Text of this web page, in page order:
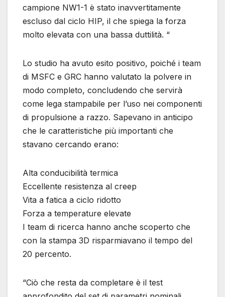
campione NW1-1 è stato inavvertitamente
escluso dal ciclo HIP, il che spiega la forza
molto elevata con una bassa duttilità. “
Lo studio ha avuto esito positivo, poiché i team
di MSFC e GRC hanno valutato la polvere in
modo completo, concludendo che servirà
come lega stampabile per l’uso nei componenti
di propulsione a razzo. Sapevano in anticipo
che le caratteristiche più importanti che
stavano cercando erano:
Alta conducibilità termica
Eccellente resistenza al creep
Vita a fatica a ciclo ridotto
Forza a temperature elevate
I team di ricerca hanno anche scoperto che
con la stampa 3D risparmiavano il tempo del
20 percento.
“Ciò che resta da completare è il test